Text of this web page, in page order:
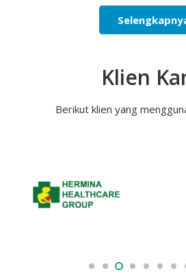
Klien
Berikut klien yang